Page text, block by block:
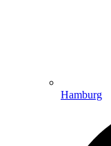
Hamburg